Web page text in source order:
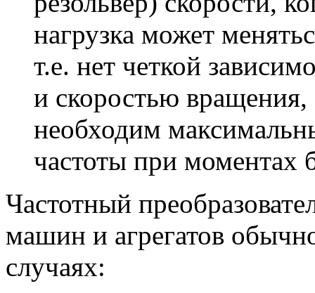
нагрузка может
т.е. нет четкой
и скоростью вращения,
необходим
частоты при моментах
Частотный
машин и агрегатов
случаях: